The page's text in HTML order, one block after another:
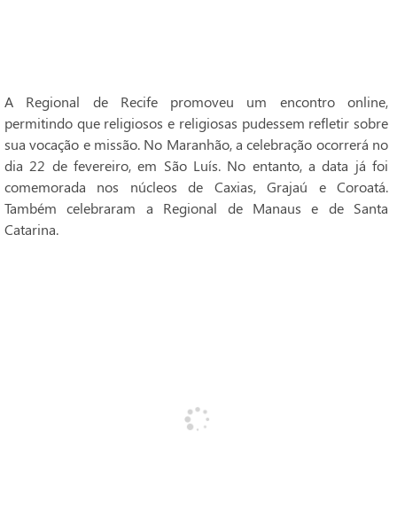
A Regional de Recife promoveu um encontro online,
permitindo que religiosos e religiosas pudessem refletir sobre
sua vocação e missão. No Maranhão, a celebração ocorrerá no
dia 22 de fevereiro, em São Luís. No entanto, a data já foi
comemorada nos núcleos de Caxias, Grajaú e Coroatá.
Também celebraram a Regional de Manaus e de Santa
Catarina.